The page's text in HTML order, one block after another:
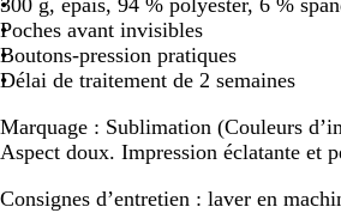
300 g, épais, 94 % polyester, 6 %
Poches avant invisibles
Boutons-pression pratiques
Délai de traitement de 2 semaines
Marquage : Sublimation (Couleurs
Aspect doux. Impression éclatante et
Consignes d’entretien : laver en